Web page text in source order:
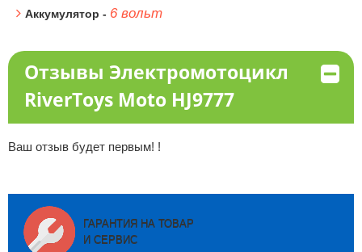
Аккумулятор - 6 вольт
Отзывы Электромотоцикл
RiverToys Moto HJ9777
Ваш отзыв будет первым! !
ГАРАНТИЯ НА ТОВАР
И СЕРВИС